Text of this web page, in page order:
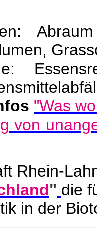
"Was
von
Rhein-
" die
in der